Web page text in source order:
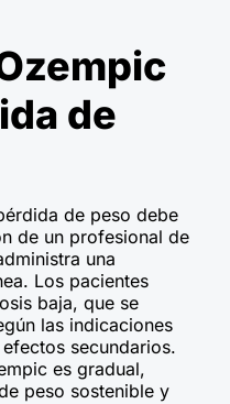
de
de peso debe
de un profesional de
una
Los pacientes
baja, que se
las indicaciones
secundarios.
es gradual,
peso sostenible y